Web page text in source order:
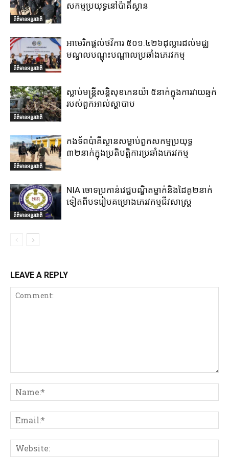
ព័ត៌មានអន្តរជាតិ
សកម្មប្រយុទ្ធនៅប៉ាគីស្ថាន
ព័ត៌មានអន្តរជាតិ
អាមេរិកផ្តល់ថវិការ ៥០១.៤២៦ដុល្លារដល់មជ្ឈ
មណ្ឌលបណ្តុះបណ្តាលប្រឆាំងភេរវកម្ម
ព័ត៌មានអន្តរជាតិ
ស្លាប់មន្ត្រីសន្តិសុខកេនយ៉ា ៥នាក់ក្នុងការវាយឆ្មក់
របស់ពួកអាល់ស្ហាបាប
ព័ត៌មានអន្តរជាតិ
កងទ័ពប៉ាគីស្ថានសម្លាប់ពួកសកម្មប្រយុទ្ធ
៣២នាក់ក្នុងប្រតិបត្តិការប្រឆាំងភេរវកម្ម
ព័ត៌មានអន្តរជាតិ
NIA ចោទប្រកាន់វេជ្ជបណ្ឌិតម្នាក់និងដៃគូ២នាក់
ទៀតពីបទរៀបគម្រោងភេរវកម្មជីវសាស្ត្រ
LEAVE A REPLY